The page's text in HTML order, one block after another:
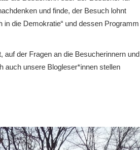
und finde, der Besuch lohnt
die Demokratie“ und dessen Programm
der Fragen an die Besucherinnern und
auch unsere Blogleser*innen stellen